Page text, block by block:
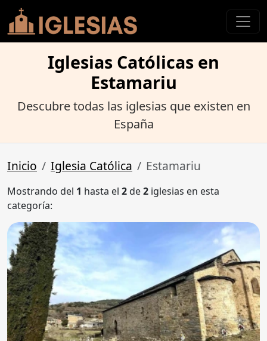
Iglesias Católicas en
Estamariu
Descubre todas las iglesias que existen en
España
Inicio Iglesia Católica Estamariu
Mostrando del 1 hasta el 2de2 iglesias en esta
categoría: